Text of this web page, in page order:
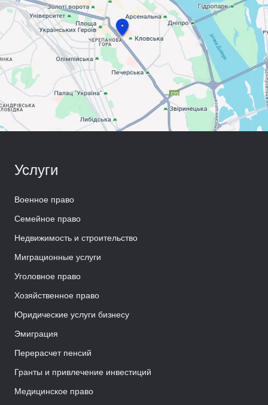
Услуги
Военное право
Семейное право
Недвижимость и строительство
Миграционные услуги
Уголовное право
Хозяйственное право
Юридические услуги бизнесу
Эмиграция
Перерасчет пенсий
Гранты и привлечение инвестиций
Медицинское право